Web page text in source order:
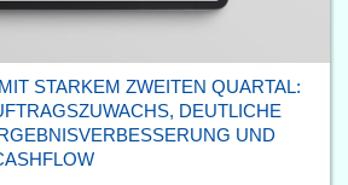
STARKEM ZWEITEN QUARTAL:
DEUTLICHE
UND